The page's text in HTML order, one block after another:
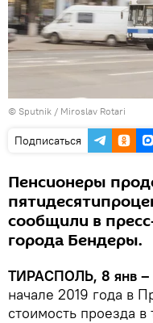
© Sputnik / Miroslav Rotari
Подписаться
Пенсионеры
сообщили в
города Бендеры.
ТИРАСПОЛЬ, 8 янв –
начале 2019 года в
стоимость проезда в